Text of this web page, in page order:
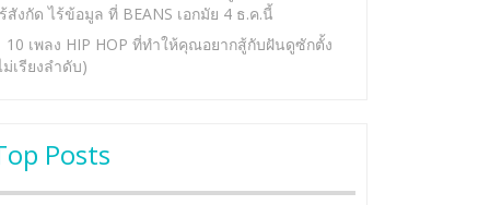
สังกัด ไร้ข้อมูล ที่ BEANS เอกมัย 4 ธ.ค.นี้
10 เพลง HIP HOP ที่ทำให้คุณอยากสู้กับฝันดูซักตั้ง
ม่เรียงลำดับ)
Posts